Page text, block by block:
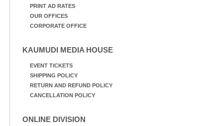
PRINT AD RATES
OUR OFFICES
CORPORATE OFFICE
KAUMUDI MEDIA HOUSE
EVENT TICKETS
SHIPPING POLICY
RETURN AND REFUND POLICY
CANCELLATION POLICY
ONLINE DIVISION